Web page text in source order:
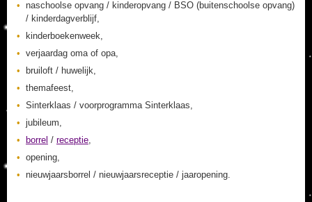
naschoolse opvang / kinderopvang / BSO (buitenschoolse opvang)
/ kinderdagverblijf,
kinderboekenweek,
verjaardag oma of opa,
bruiloft / huwelijk,
themafeest,
Sinterklaas / voorprogramma Sinterklaas,
jubileum,
borrel / receptie,
opening,
nieuwjaarsborrel / nieuwjaarsreceptie / jaaropening.